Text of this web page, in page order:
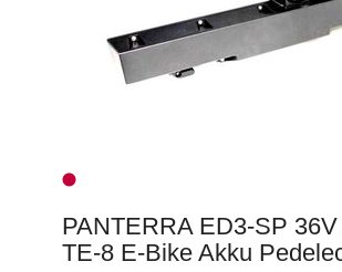
PANTERRA ED3-SP 36V
TE-8 E-Bike Akku